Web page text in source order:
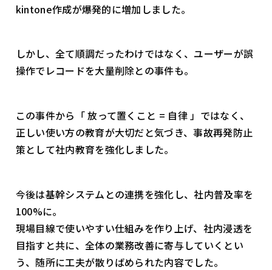
kintone作成が爆発的に増加しました。
しかし、全て順調だったわけではなく、ユーザーが誤
操作でレコードを大量削除との事件も。
この事件から「 放って置くこと = 自律 」ではなく、
正しい使い方の教育が大切だと気づき、事故再発防止
策として社内教育を強化しました。
今後は基幹システムとの連携を強化し、社内普及率を
100%に。
現場目線で使いやすい仕組みを作り上げ、社内浸透を
目指すと共に、全体の業務改善に寄与していくとい
う、随所に工夫が散りばめられた内容でした。